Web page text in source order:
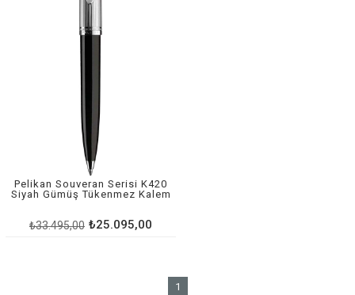
Pelikan Souveran Serisi K420
Siyah Gümüş Tükenmez Kalem
₺25.095,00
₺33.495,00
1